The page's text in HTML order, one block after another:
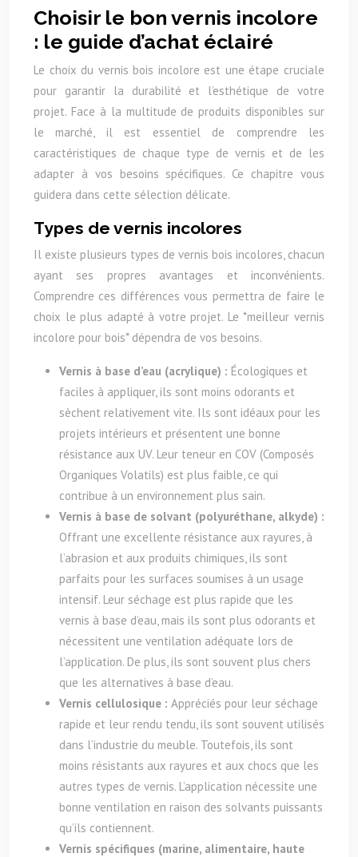
Choisir le bon vernis incolore
: le guide d’achat éclairé
Le choix du vernis bois incolore est une étape cruciale
pour garantir la durabilité et l’esthétique de votre
projet. Face à la multitude de produits disponibles sur
le marché, il est essentiel de comprendre les
caractéristiques de chaque type de vernis et de les
adapter à vos besoins spécifiques. Ce chapitre vous
guidera dans cette sélection délicate.
Types de vernis incolores
Il existe plusieurs types de vernis bois incolores, chacun
ayant ses propres avantages et inconvénients.
Comprendre ces différences vous permettra de faire le
choix le plus adapté à votre projet. Le *meilleur vernis
incolore pour bois* dépendra de vos besoins.
Vernis à base d’eau (acrylique) : Écologiques et
faciles à appliquer, ils sont moins odorants et
sèchent relativement vite. Ils sont idéaux pour les
projets intérieurs et présentent une bonne
résistance aux UV. Leur teneur en COV (Composés
Organiques Volatils) est plus faible, ce qui
contribue à un environnement plus sain.
Vernis à base de solvant (polyuréthane, alkyde) :
Offrant une excellente résistance aux rayures, à
l’abrasion et aux produits chimiques, ils sont
parfaits pour les surfaces soumises à un usage
intensif. Leur séchage est plus rapide que les
vernis à base d’eau, mais ils sont plus odorants et
nécessitent une ventilation adéquate lors de
l’application. De plus, ils sont souvent plus chers
que les alternatives à base d’eau.
Vernis cellulosique : Appréciés pour leur séchage
rapide et leur rendu tendu, ils sont souvent utilisés
dans l’industrie du meuble. Toutefois, ils sont
moins résistants aux rayures et aux chocs que les
autres types de vernis. L’application nécessite une
bonne ventilation en raison des solvants puissants
qu’ils contiennent.
Vernis spécifiques (marine, alimentaire, haute